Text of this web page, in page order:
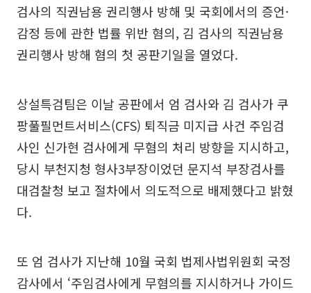
검사의 직권남용 권리행사 방해 및 국회에서의 증언·
감정 등에 관한 법률 위반 혐의, 김 검사의 직권남용
권리행사 방해 혐의 첫 공판기일을 열었다.
상설특검팀은 이날 공판에서 엄 검사와 김 검사가 쿠
팡풀필먼트서비스(CFS) 퇴직금 미지급 사건 주임검
사인 신가현 검사에게 무혐의 처리 방향을 지시하고,
당시 부천지청 형사3부장이었던 문지석 부장검사를
대검찰청 보고 절차에서 의도적으로 배제했다고 밝혔
다.
또 엄 검사가 지난해 10월 국회 법제사법위원회 국정
감사에서 ‘주임검사에게 무혐의를 지시하거나 가이드